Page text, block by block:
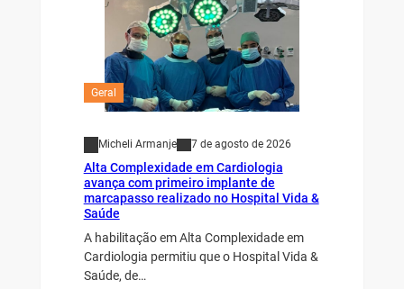
Geral
Micheli Armanje 7 de agosto de 2026
Alta Complexidade em Cardiologia
avança com primeiro implante de
marcapasso realizado no Hospital Vida &
Saúde
A habilitação em Alta Complexidade em
Cardiologia permitiu que o Hospital Vida &
Saúde, de…